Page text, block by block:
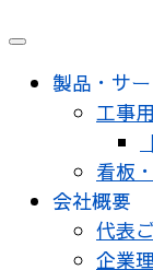
製品・サ
工事
看板
会社概要
代表
企業